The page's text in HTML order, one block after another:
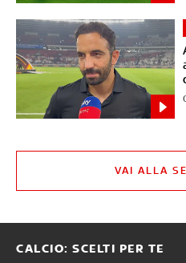
VAI ALLA
CALCIO: SCELTI PER TE